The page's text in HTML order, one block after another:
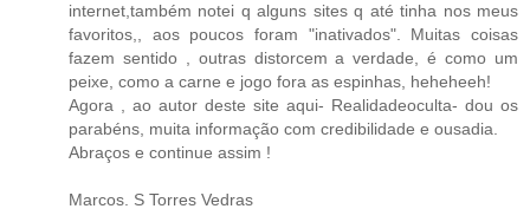
internet,também notei q alguns sites q até tinha nos meus
favoritos,, aos poucos foram "inativados". Muitas coisas
fazem sentido , outras distorcem a verdade, é como um
peixe, como a carne e jogo fora as espinhas, heheheeh!
Agora , ao autor deste site aqui- Realidadeoculta- dou os
parabéns, muita informação com credibilidade e ousadia.
Abraços e continue assim !
Marcos. S Torres Vedras